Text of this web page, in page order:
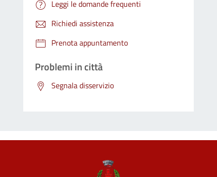
Leggi le domande frequenti
Richiedi assistenza
Prenota appuntamento
Problemi in città
Segnala disservizio